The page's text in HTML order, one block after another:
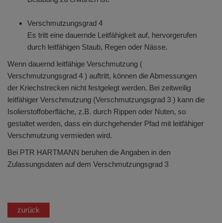
Verschmutzungsgrad 4
Es tritt eine dauernde Leitfähigkeit auf, hervorgerufen
durch leitfähigen Staub, Regen oder Nässe.
Wenn dauernd leitfähige Verschmutzung (
Verschmutzungsgrad 4 ) auftritt, können die Abmessungen
der Kriechstrecken nicht festgelegt werden. Bei zeitweilig
leitfähiger Verschmutzung (Verschmutzungsgrad 3 ) kann die
Isolierstoffoberfläche, z.B. durch Rippen oder Nuten, so
gestaltet werden, dass ein durchgehender Pfad mit leitfähiger
Verschmutzung vermieden wird.
Bei PTR HARTMANN beruhen die Angaben in den
Zulassungsdaten auf dem Verschmutzungsgrad 3
zurück